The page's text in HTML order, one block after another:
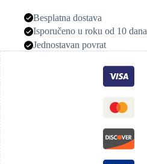
Besplatna dostava
Isporučeno u roku od 10 dana
Jednostavan povrat